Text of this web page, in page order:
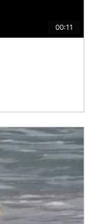
00:11